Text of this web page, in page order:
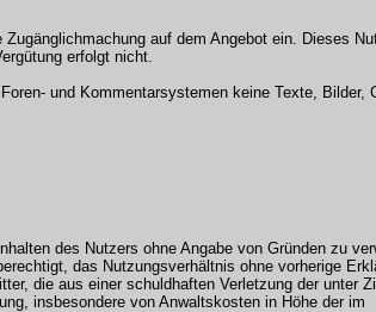
auf dem Angebot ein. Dieses
erfolgt nicht.
und Kommentarsystemen keine Texte, Bilder,
des Nutzers ohne Angabe von Gründen zu
das Nutzungsverhältnis ohne vorherige
die aus einer schuldhaften Verletzung der unter
insbesondere von Anwaltskosten in Höhe der im